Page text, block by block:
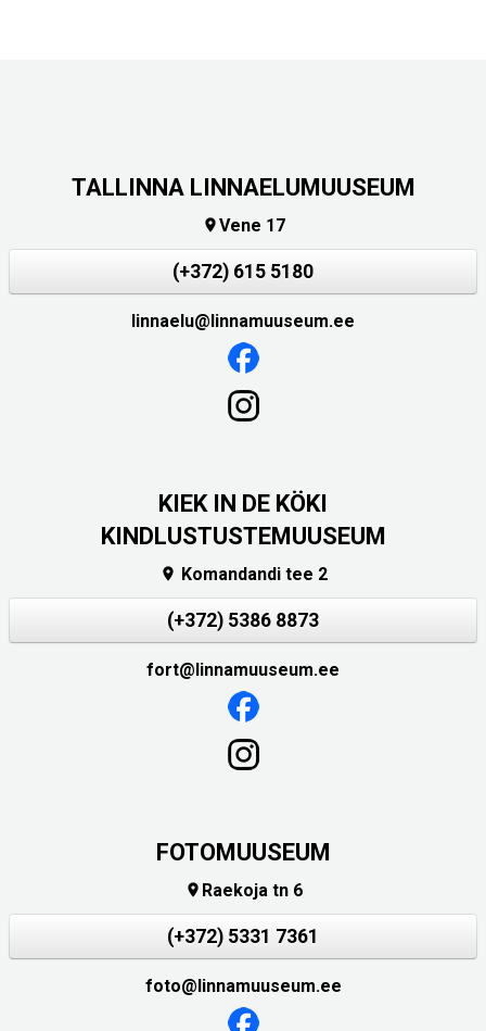
TALLINNA LINNAELUMUUSEUM
Vene 17
(+372) 615 5180
linnaelu@linnamuuseum.ee
KIEK IN DE KÖKI
KINDLUSTUSTEMUUSEUM
 Komandandi tee 2
(+372) 5386 8873
fort@linnamuuseum.ee
FOTOMUUSEUM
 Raekoja tn 6
(+372) 5331 7361
foto@linnamuuseum.ee